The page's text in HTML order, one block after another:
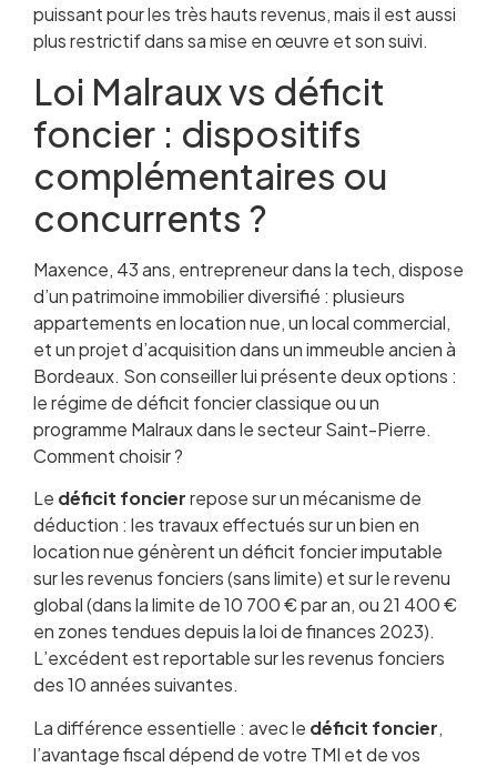
puissant pour les très hauts revenus, mais il est aussi
plus restrictif dans sa mise en œuvre et son suivi.
Loi Malraux vs déficit
foncier : dispositifs
complémentaires ou
concurrents ?
Maxence, 43 ans, entrepreneur dans la tech, dispose
d’un patrimoine immobilier diversifié : plusieurs
appartements en location nue, un local commercial,
et un projet d’acquisition dans un immeuble ancien à
Bordeaux. Son conseiller lui présente deux options :
le régime de déficit foncier classique ou un
programme Malraux dans le secteur Saint-Pierre.
Comment choisir ?
Le déficit foncierrepose sur un mécanisme de
déduction : les travaux effectués sur un bien en
location nue génèrent un déficit foncier imputable
sur les revenus fonciers (sans limite) et sur le revenu
global (dans la limite de 10 700 € par an, ou 21 400 €
en zones tendues depuis la loi de finances 2023).
L’excédent est reportable sur les revenus fonciers
des 10 années suivantes.
La différence essentielle : avec le déficit foncier,
l’avantage fiscal dépend de votre TMI et de vos